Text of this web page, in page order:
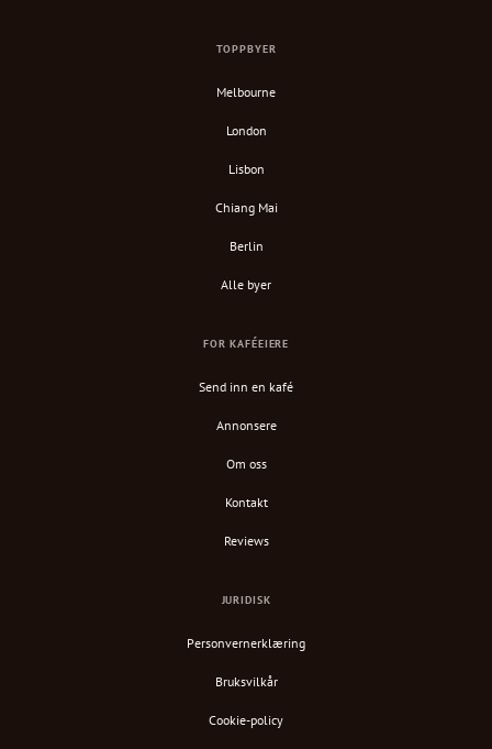
TOPPBYER
Melbourne
London
Lisbon
Chiang Mai
Berlin
Alle byer
FOR KAFÉEIERE
Send inn en kafé
Annonsere
Om oss
Kontakt
Reviews
JURIDISK
Personvernerklæring
Bruksvilkår
Cookie-policy